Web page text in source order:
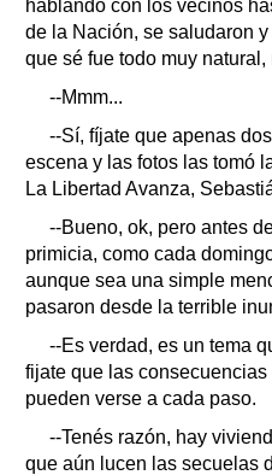
hablando con los vecinos
de la Nación, se saludaron
que sé fue todo muy natural,
--Mmm...
--Sí, fíjate que apenas
escena y las fotos las tomó
La Libertad Avanza,
--Bueno, ok, pero antes
primicia, como cada
aunque sea una simple
pasaron desde la terrible
--Es verdad, es un tema
fijate que las
pueden verse a cada paso.
--Tenés razón, hay
que aún lucen las secuelas